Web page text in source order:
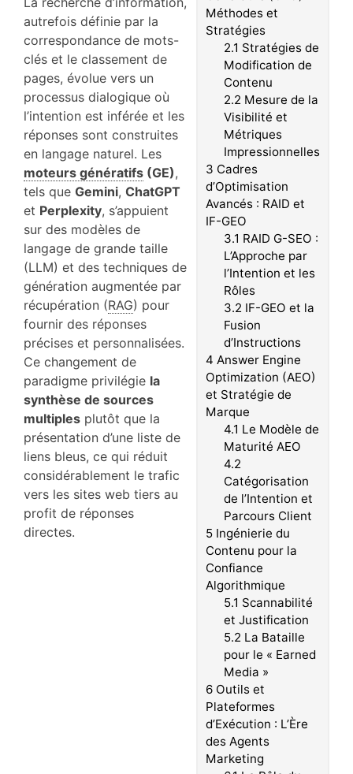
Méthodes et
Stratégies
2.1 Stratégies de
Modification de
Contenu
2.2 Mesure de la
Visibilité et
Métriques
Impressionnelles
3 Cadres
d’Optimisation
Avancés : RAID et
IF-GEO
3.1 RAID G-SEO :
L’Approche par
l’Intention et les
Rôles
3.2 IF-GEO et la
Fusion
d’Instructions
4 Answer Engine
Optimization (AEO)
et Stratégie de
Marque
4.1 Le Modèle de
Maturité AEO
4.2
Catégorisation
de l’Intention et
Parcours Client
5 Ingénierie du
Contenu pour la
Confiance
Algorithmique
5.1 Scannabilité
et Justification
5.2 La Bataille
pour le « Earned
Media »
6 Outils et
Plateformes
d’Exécution : L’Ère
des Agents
Marketing
autrefois définie par la
correspondance de mots-
clés et le classement de
pages, évolue vers un
processus dialogique où
l’intention est inférée et les
réponses sont construites
en langage naturel. Les
moteurs génératifs (GE),
tels que Gemini, ChatGPT
et Perplexity, s’appuient
sur des modèles de
langage de grande taille
(LLM) et des techniques de
génération augmentée par
récupération (RAG) pour
fournir des réponses
précises et personnalisées.
Ce changement de
paradigme privilégie la
synthèse de sources
multiples plutôt que la
présentation d’une liste de
liens bleus, ce qui réduit
considérablement le trafic
vers les sites web tiers au
profit de réponses
directes.